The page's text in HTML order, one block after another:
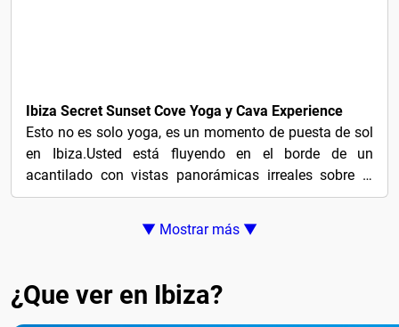
Ibiza Secret Sunset Cove Yoga y Cava Experience
Esto no es solo yoga, es un momento de puesta de sol
en Ibiza.Usted está fluyendo en el borde de un
acantilado con vistas panorámicas irreales sobre el
agua...
▼ Mostrar más ▼
¿Que ver en Ibiza?